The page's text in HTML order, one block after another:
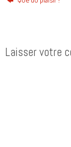
Laisser votre